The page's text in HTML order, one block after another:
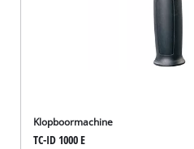
Klopboormachine
TC-ID 1000 E